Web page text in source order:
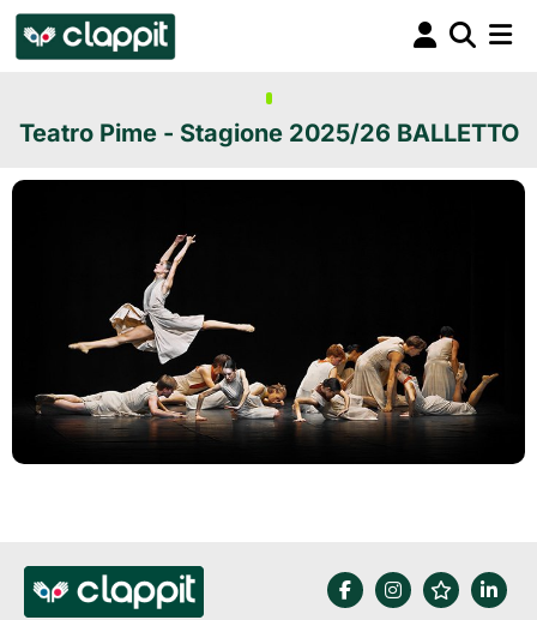
Teatro Pime - Stagione 2025/26 BALLETTO